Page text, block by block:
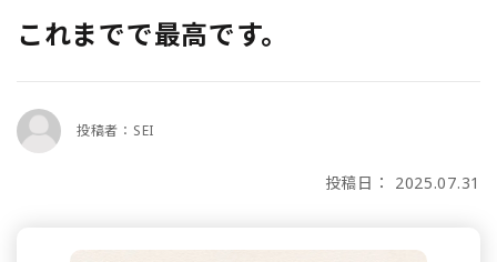
これまでで最高です。
投稿者：SEI
投稿日： 2025.07.31